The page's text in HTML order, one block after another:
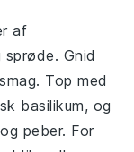
af
Gnid
Top med
basilikum, og
peber. For